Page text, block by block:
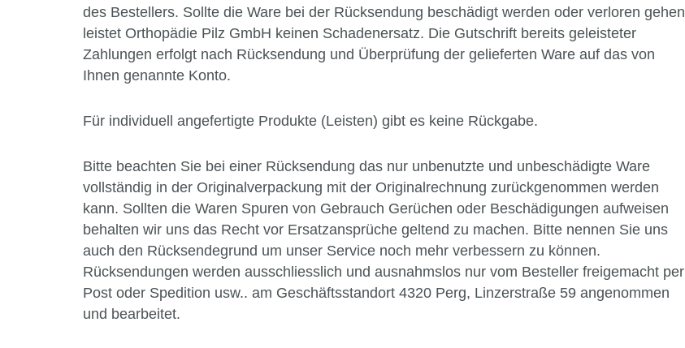
des Bestellers. Sollte die Ware bei der Rücksendung beschädigt werden oder verloren gehen
leistet Orthopädie Pilz GmbH keinen Schadenersatz. Die Gutschrift bereits geleisteter
Zahlungen erfolgt nach Rücksendung und Überprüfung der gelieferten Ware auf das von
Ihnen genannte Konto.
Für individuell angefertigte Produkte (Leisten) gibt es keine Rückgabe.
Bitte beachten Sie bei einer Rücksendung das nur unbenutzte und unbeschädigte Ware
vollständig in der Originalverpackung mit der Originalrechnung zurückgenommen werden
kann. Sollten die Waren Spuren von Gebrauch Gerüchen oder Beschädigungen aufweisen
behalten wir uns das Recht vor Ersatzansprüche geltend zu machen. Bitte nennen Sie uns
auch den Rücksendegrund um unser Service noch mehr verbessern zu können.
Rücksendungen werden ausschliesslich und ausnahmslos nur vom Besteller freigemacht per
Post oder Spedition usw.. am Geschäftsstandort 4320 Perg, Linzerstraße 59 angenommen
und bearbeitet.